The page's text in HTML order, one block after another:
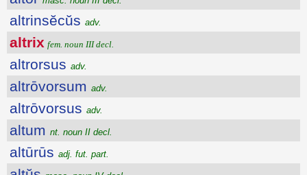
altrinsĕcŭs adv.
altrix fem. noun III decl.
altrorsus adv.
altrōvorsum adv.
altrōvorsus adv.
altum nt. noun II decl.
altūrūs adj. fut. part.